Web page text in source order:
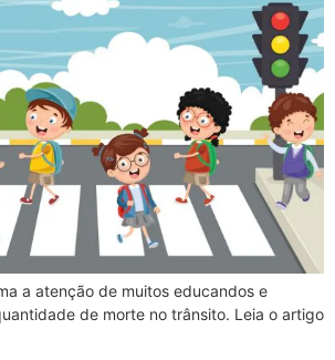
a atenção de muitos educandos e
de morte no trânsito. Leia o artigo